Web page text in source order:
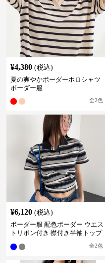
¥4,380 (税込)
夏の爽やかボーダーポロシャツ
ボーダー服
全2色
¥6,120 (税込)
ボーダー服 配色ボーダー ウエス
トリボン付き 襟付き半袖トップ
全2色